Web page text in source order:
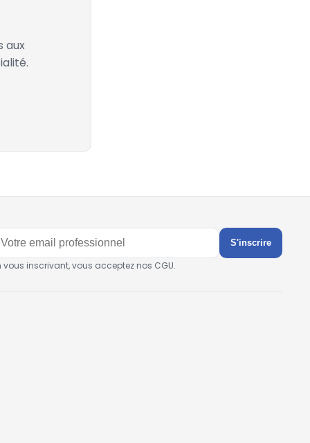
aux
S'inscrire
vous inscrivant, vous acceptez nos CGU.